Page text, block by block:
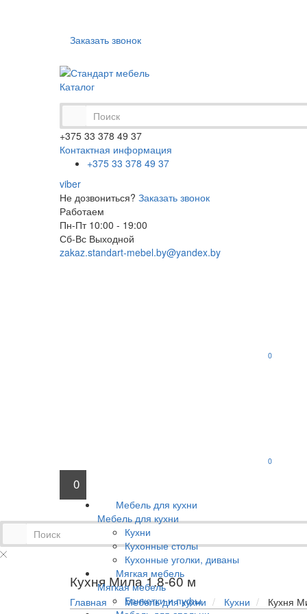
Заказать звонок
Каталог
+375 33 378 49 37
Контактная информация
+375 33 378 49 37
viber
Не дозвониться? Заказать звонок
Работаем
Пн-Пт 10:00 - 19:00
Сб-Вс Выходной
zakaz.standart-mebel.by@yandex.by
0
0
0
Мебель для кухни
Мебель для кухни
Кухни
Кухонные столы
Кухонные уголки, диваны
Мягкая мебель
Мягкая мебель
Банкетки и пуфы
Кухня Мила 1.8-60 м
Главная Мебель для кухни Кухни Кухня